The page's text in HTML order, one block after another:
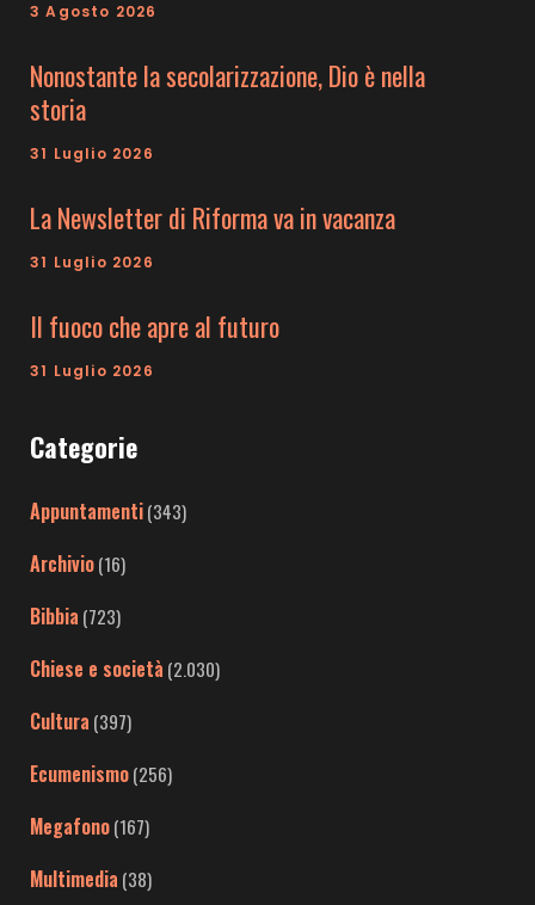
3 Agosto 2026
Nonostante la secolarizzazione, Dio è nella
storia
31 Luglio 2026
La Newsletter di Riforma va in vacanza
31 Luglio 2026
Il fuoco che apre al futuro
31 Luglio 2026
Categorie
Appuntamenti(343)
Archivio(16)
Bibbia (723)
Chiese e società (2.030)
Cultura (397)
Ecumenismo(256)
Megafono(167)
Multimedia (38)